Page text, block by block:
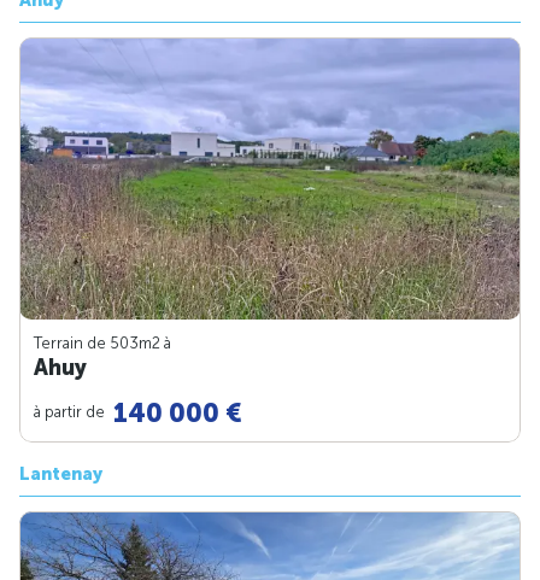
Terrain de 503m2 à
Ahuy
à partir de 140 000 €
Lantenay